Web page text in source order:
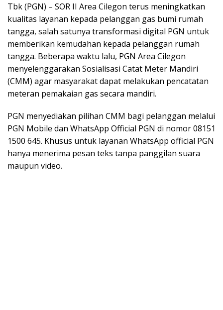
Tbk (PGN) – SOR II Area Cilegon terus meningkatkan
kualitas layanan kepada pelanggan gas bumi rumah
tangga, salah satunya transformasi digital PGN untuk
memberikan kemudahan kepada pelanggan rumah
tangga. Beberapa waktu lalu, PGN Area Cilegon
menyelenggarakan Sosialisasi Catat Meter Mandiri
(CMM) agar masyarakat dapat melakukan pencatatan
meteran pemakaian gas secara mandiri.
PGN menyediakan pilihan CMM bagi pelanggan melalui
PGN Mobile dan WhatsApp Official PGN di nomor 08151
1500 645. Khusus untuk layanan WhatsApp official PGN
hanya menerima pesan teks tanpa panggilan suara
maupun video.